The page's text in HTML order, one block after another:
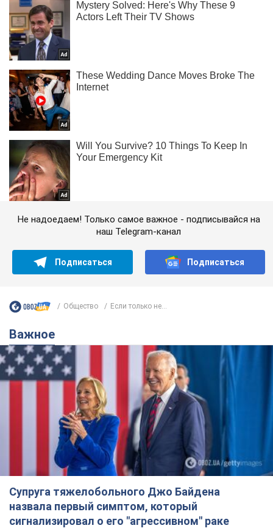
Не надоедаем! Только самое важное - подписывайся на
наш Telegram-канал
Подписаться Подписаться
Общество Если только не...
Важное
Супруга тяжелобольного Джо Байдена
назвала первый симптом, который
сигнализировал о его "агрессивном" раке